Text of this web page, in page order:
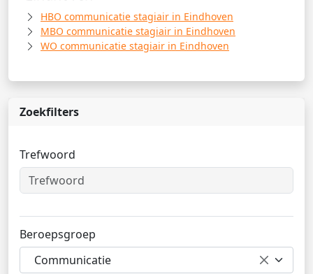
HBO communicatie stagiair in Eindhoven
MBO communicatie stagiair in Eindhoven
WO communicatie stagiair in Eindhoven
Zoekfilters
Trefwoord
Beroepsgroep
Communicatie